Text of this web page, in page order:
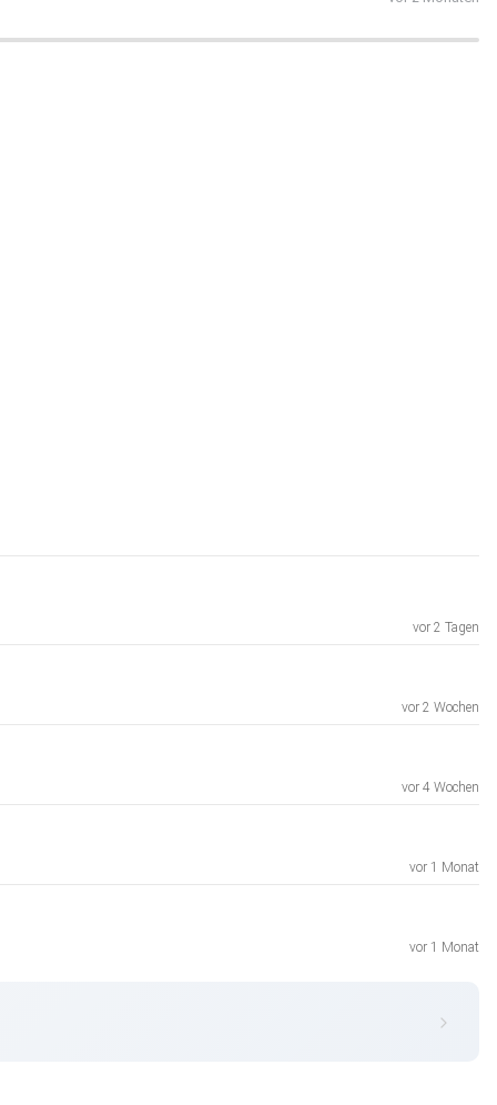
vor 2 Tagen
vor 2 Wochen
vor 4 Wochen
vor 1 Monat
vor 1 Monat